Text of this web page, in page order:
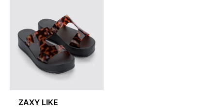
ZAXY LIKE